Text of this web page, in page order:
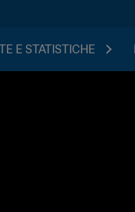
E STATISTICHE